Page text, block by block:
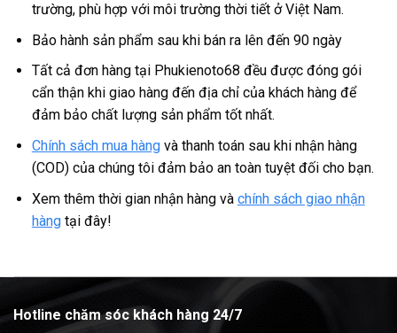
trường, phù hợp với môi trường thời tiết ở Việt Nam.
Bảo hành sản phẩm sau khi bán ra lên đến 90 ngày
Tất cả đơn hàng tại Phukienoto68 đều được đóng gói
cẩn thận khi giao hàng đến địa chỉ của khách hàng để
đảm bảo chất lượng sản phẩm tốt nhất.
Chính sách mua hàngvà thanh toán sau khi nhận hàng
(COD) của chúng tôi đảm bảo an toàn tuyệt đối cho bạn.
Xem thêm thời gian nhận hàng và chính sách giao nhận
hàngtại đây!
Hotline chăm sóc khách hàng 24/7